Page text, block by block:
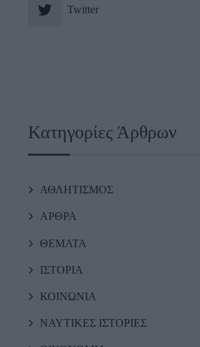
Twitter
Κατηγορίες Άρθρων
ΑΘΛΗΤΙΣΜΟΣ
ΑΡΘΡΑ
ΘΕΜΑΤΑ
ΙΣΤΟΡΙΑ
ΚΟΙΝΩΝΙΑ
ΝΑΥΤΙΚΕΣ ΙΣΤΟΡΙΕΣ